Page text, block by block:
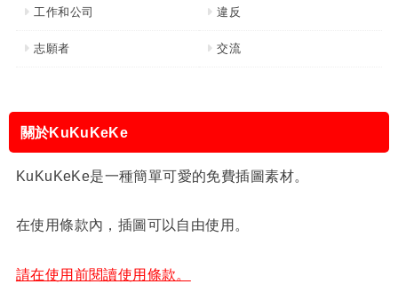
工作和公司 違反
志願者 交流
關於KuKuKeKe
KuKuKeKe是一種簡單可愛的免費插圖素材。
在使用條款內，插圖可以自由使用。
請在使用前閱讀使用條款。